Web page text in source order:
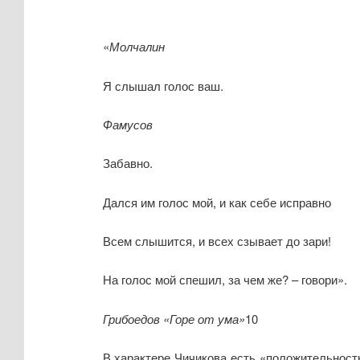
«Молчалин
Я слышал голос ваш.
Фамусов
Забавно.
Дался им голос мой, и как себе исправно
Всем слышится, и всех сзывает до зари!
На голос мой спешил, за чем же? – говори».
Грибоедов «Горе от ума»10